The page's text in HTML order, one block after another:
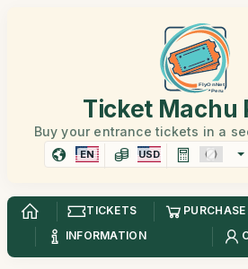
Ticket Machu
Buy your entrance tickets in a
EN USD
TICKETS PURCHASE
INFORMATION